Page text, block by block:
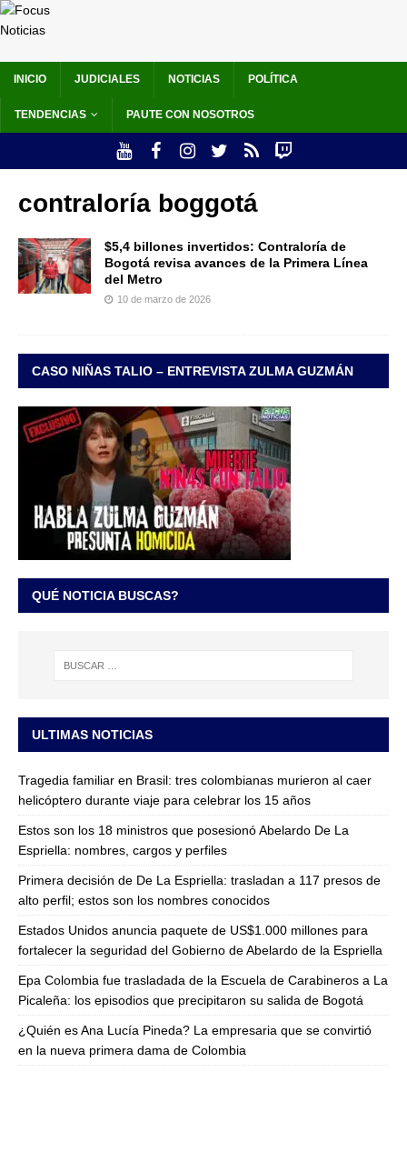
INICIO JUDICIALES NOTICIAS POLÍTICA
TENDENCIAS PAUTE CON NOSOTROS
contraloría boggotá
$5,4 billones invertidos: Contraloría de
Bogotá revisa avances de la Primera Línea
del Metro
10 de marzo de 2026
CASO NIÑAS TALIO – ENTREVISTA ZULMA GUZMÁN
QUÉ NOTICIA BUSCAS?
ULTIMAS NOTICIAS
Tragedia familiar en Brasil: tres colombianas murieron al caer
helicóptero durante viaje para celebrar los 15 años
Estos son los 18 ministros que posesionó Abelardo De La
Espriella: nombres, cargos y perfiles
Primera decisión de De La Espriella: trasladan a 117 presos de
alto perfil; estos son los nombres conocidos
Estados Unidos anuncia paquete de US$1.000 millones para
fortalecer la seguridad del Gobierno de Abelardo de la Espriella
Epa Colombia fue trasladada de la Escuela de Carabineros a La
Picaleña: los episodios que precipitaron su salida de Bogotá
¿Quién es Ana Lucía Pineda? La empresaria que se convirtió
en la nueva primera dama de Colombia